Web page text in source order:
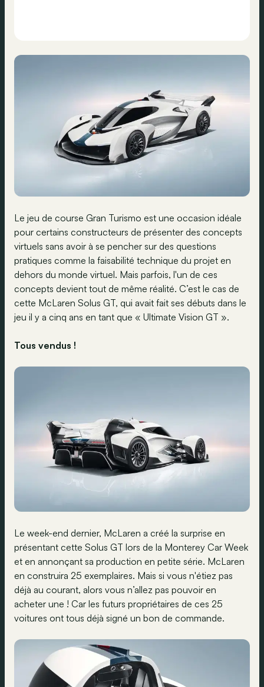
Le jeu de course Gran Turismo est une occasion idéale
pour certains constructeurs de présenter des concepts
virtuels sans avoir à se pencher sur des questions
pratiques comme la faisabilité technique du projet en
dehors du monde virtuel. Mais parfois, l'un de ces
concepts devient tout de même réalité. C’est le cas de
cette McLaren Solus GT, qui avait fait ses débuts dans le
jeu il y a cinq ans en tant que « Ultimate Vision GT ».
Tous vendus !
Le week-end dernier, McLaren a créé la surprise en
présentant cette Solus GT lors de la Monterey Car Week
et en annonçant sa production en petite série. McLaren
en construira 25 exemplaires. Mais si vous n'étiez pas
déjà au courant, alors vous n’allez pas pouvoir en
acheter une ! Car les futurs propriétaires de ces 25
voitures ont tous déjà signé un bon de commande.